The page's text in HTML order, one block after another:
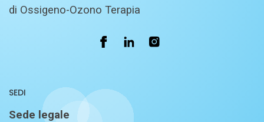
di Ossigeno-Ozono Terapia
SEDI
Sede legale